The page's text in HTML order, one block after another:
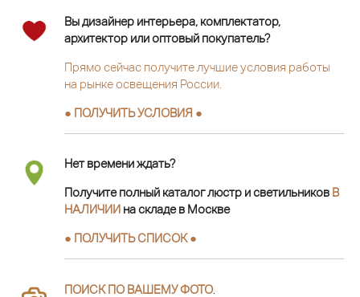
Вы дизайнер интерьера, комплектатор,
архитектор или оптовый покупатель?
Прямо сейчас получите лучшие условия работы
на рынке освещения России.
● ПОЛУЧИТЬ УСЛОВИЯ ●
Нет времени ждать?
Получите полный каталог люстр и светильников В
НАЛИЧИИ на складе в Москве
● ПОЛУЧИТЬ СПИСОК ●
ПОИСК ПО ВАШЕМУ ФОТО